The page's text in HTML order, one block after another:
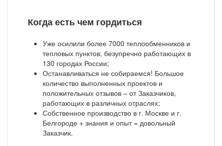
Когда есть чем гордиться
Уже осилили более 7000 теплообменников и
тепловых пунктов, безупречно работающих в
130 городах России;
Останавливаться не собираемся! Большое
количество выполненных проектов и
положительных отзывов – от Заказчиков,
работающих в различных отраслях;
Собственное производство в г. Москве и г.
Белгороде + знания и опыт = довольный
Заказчик.